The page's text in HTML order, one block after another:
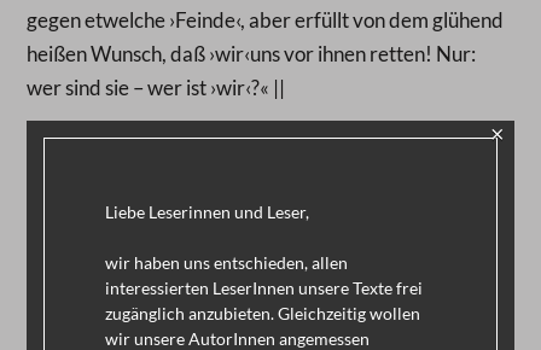
gegen etwelche ›Feinde‹, aber erfüllt von dem glühend
heißen Wunsch, daß ›wir‹uns vor ihnen retten! Nur:
wer sind sie – wer ist ›wir‹?« ||
Edition Moderne 2018| 96 Seiten | 19 Euro
ERICH MÜHSAM: TAGEBÜCHER
Verbrecher Verlag, 2011 bis 2019 | 15 Bände | je 28
Liebe Leserinnen und Leser,
wir haben uns entschieden, allen
interessierten LeserInnen unsere Texte frei
zugänglich anzubieten. Gleichzeitig wollen
wir unsere AutorInnen angemessen
×